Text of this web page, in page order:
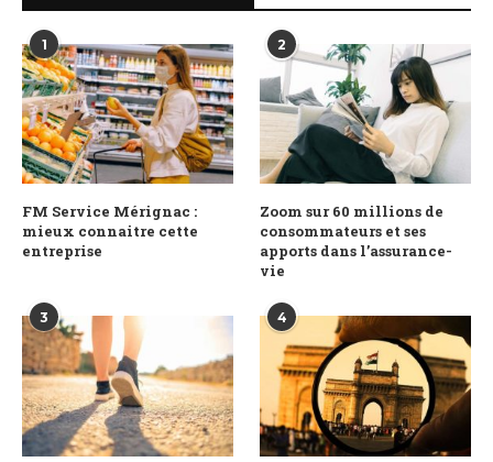
1
FM Service Mérignac :
mieux connaitre cette
entreprise
2
Zoom sur 60 millions de
consommateurs et ses
apports dans l’assurance-
vie
3 4